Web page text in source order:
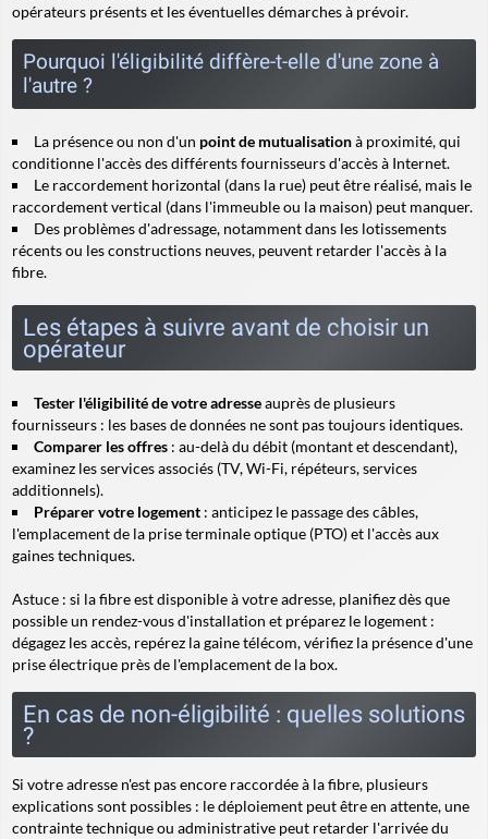
opérateurs présents et les éventuelles démarches à prévoir.
Pourquoi l'éligibilité diffère-t-elle d'une zone à
l'autre ?
La présence ou non d'un point de mutualisationà proximité, qui
conditionne l'accès des différents fournisseurs d'accès à Internet.
Le raccordement horizontal (dans la rue) peut être réalisé, mais le
raccordement vertical (dans l'immeuble ou la maison) peut manquer.
Des problèmes d'adressage, notamment dans les lotissements
récents ou les constructions neuves, peuvent retarder l'accès à la
fibre.
Les étapes à suivre avant de choisir un
opérateur
Tester l'éligibilité de votre adresseauprès de plusieurs
fournisseurs : les bases de données ne sont pas toujours identiques.
Comparer les offres : au-delà du débit (montant et descendant),
examinez les services associés (TV, Wi-Fi, répéteurs, services
additionnels).
Préparer votre logement : anticipez le passage des câbles,
l'emplacement de la prise terminale optique (PTO) et l'accès aux
gaines techniques.
Astuce : si la fibre est disponible à votre adresse, planifiez dès que
possible un rendez-vous d'installation et préparez le logement :
dégagez les accès, repérez la gaine télécom, vérifiez la présence d'une
prise électrique près de l'emplacement de la box.
En cas de non-éligibilité : quelles solutions
?
Si votre adresse n'est pas encore raccordée à la fibre, plusieurs
explications sont possibles : le déploiement peut être en attente, une
contrainte technique ou administrative peut retarder l'arrivée du